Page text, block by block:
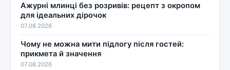
Ажурні млинці без розривів: рецепт з окропом
для ідеальних дірочок
07.08.2026
Чому не можна мити підлогу після гостей:
прикмета й значення
07.08.2026